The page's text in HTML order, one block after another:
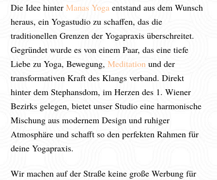
Die Idee hinterManas Yoga entstand aus dem Wunsch
heraus, ein Yogastudio zu schaffen, das die
traditionellen Grenzen der Yogapraxis überschreitet.
Gegründet wurde es von einem Paar, das eine tiefe
Liebe zu Yoga, Bewegung,Meditation und der
transformativen Kraft des Klangs verband. Direkt
hinter dem Stephansdom, im Herzen des 1. Wiener
Bezirks gelegen, bietet unser Studio eine harmonische
Mischung aus modernem Design und ruhiger
Atmosphäre und schafft so den perfekten Rahmen für
deine Yogapraxis.
Wir machen auf der Straße keine große Werbung für